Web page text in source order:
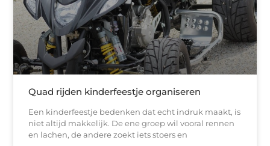
Quad rijden kinderfeestje organiseren
Een kinderfeestje bedenken dat echt indruk maakt, is
niet altijd makkelijk. De ene groep wil vooral rennen
en lachen, de andere zoekt iets stoers en